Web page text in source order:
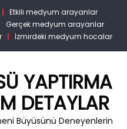
Etkili medyum arayanlar
Gerçek medyum arayanlar
İzmirdeki medyum hocalar
YAPTIRMA
DETAYLAR
Büyüsünü Deneyenlerin